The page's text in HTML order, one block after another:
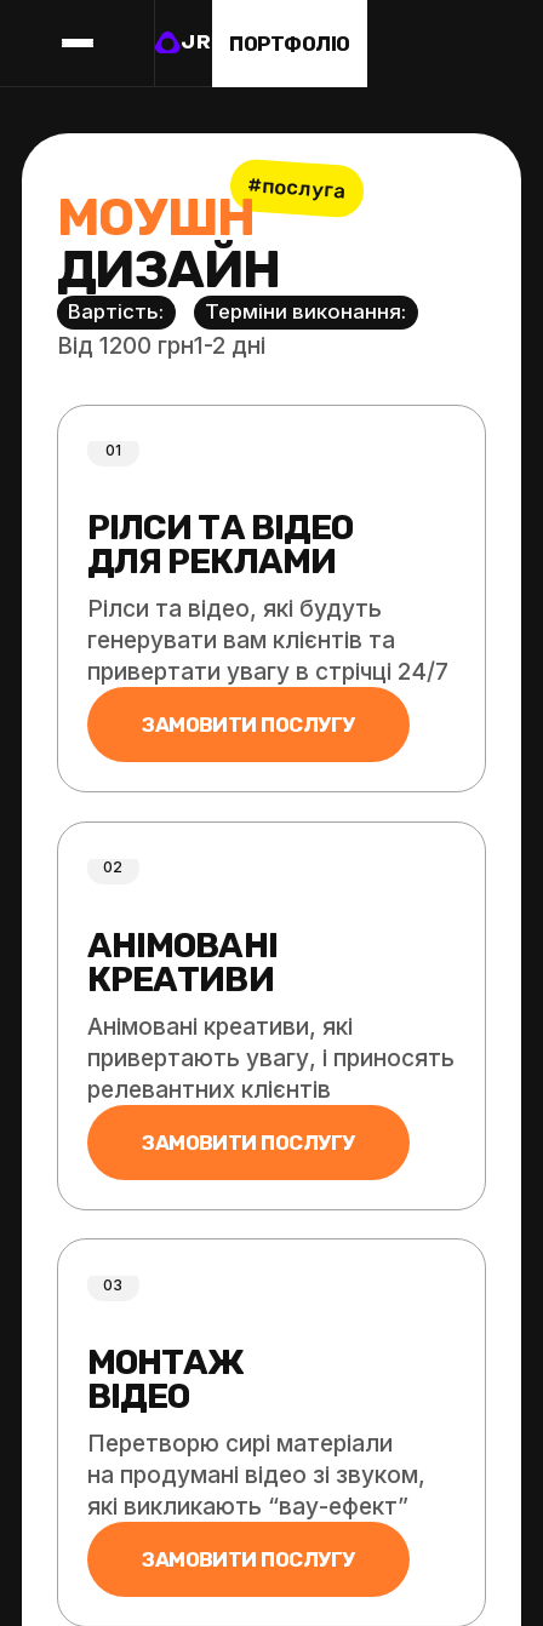
JR ПОРТФОЛІО
МОУШН
ДИЗАЙН
#послуга
Вартість:
Від 1200 грн
Терміни виконання:
1-2 дні
01
РІЛСИ ТА ВІДЕО
ДЛЯ РЕКЛАМИ
Рілси та відео, які будуть
генерувати вам клієнтів та
привертати увагу в стрічці 24/7
ЗАМОВИТИ ПОСЛУГУ
02
АНІМОВАНІ
КРЕАТИВИ
Анімовані креативи, які
привертають увагу, і приносять
релевантних клієнтів
ЗАМОВИТИ ПОСЛУГУ
03
МОНТАЖ
ВІДЕО
Перетворю сирі матеріали
на продумані відео зі звуком,
які викликають “вау-ефект”
ЗАМОВИТИ ПОСЛУГУ